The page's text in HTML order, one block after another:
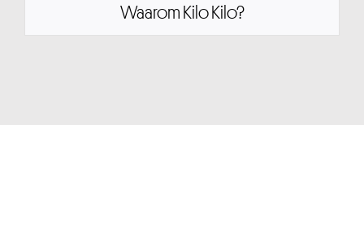
Waarom Kilo Kilo?